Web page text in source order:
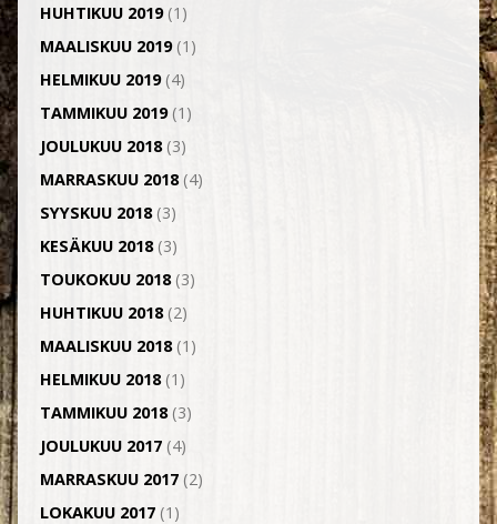
HUHTIKUU 2019(1)
MAALISKUU 2019(1)
HELMIKUU 2019(4)
TAMMIKUU 2019(1)
JOULUKUU 2018(3)
MARRASKUU 2018(4)
SYYSKUU 2018(3)
KESÄKUU 2018(3)
TOUKOKUU 2018(3)
HUHTIKUU 2018(2)
MAALISKUU 2018(1)
HELMIKUU 2018(1)
TAMMIKUU 2018(3)
JOULUKUU 2017(4)
MARRASKUU 2017(2)
LOKAKUU 2017(1)